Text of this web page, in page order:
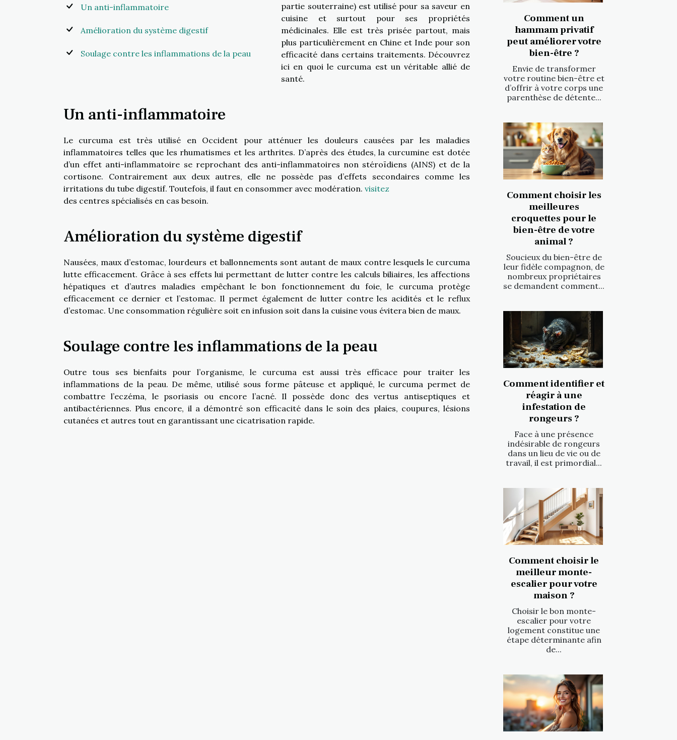
Un anti-inflammatoire
Amélioration du système digestif
Soulage contre les inflammations de la peau
partie souterraine) est utilisé pour sa saveur en
cuisine et surtout pour ses propriétés
médicinales. Elle est très prisée partout, mais
plus particulièrement en Chine et Inde pour son
efficacité dans certains traitements. Découvrez
ici en quoi le curcuma est un véritable allié de
santé.
Un anti-inflammatoire
Le curcuma est très utilisé en Occident pour atténuer les douleurs causées par les maladies
inflammatoires telles que les rhumatismes et les arthrites. D’après des études, la curcumine est dotée
d’un effet anti-inflammatoire se reprochant des anti-inflammatoires non stéroïdiens (AINS) et de la
cortisone. Contrairement aux deux autres, elle ne possède pas d’effets secondaires comme les
irritations du tube digestif. Toutefois, il faut en consommer avec modération. visitez
des centres spécialisés en cas besoin.
Amélioration du système digestif
Nausées, maux d’estomac, lourdeurs et ballonnements sont autant de maux contre lesquels le curcuma
lutte efficacement. Grâce à ses effets lui permettant de lutter contre les calculs biliaires, les affections
hépatiques et d’autres maladies empêchant le bon fonctionnement du foie, le curcuma protège
efficacement ce dernier et l’estomac. Il permet également de lutter contre les acidités et le reflux
d’estomac. Une consommation régulière soit en infusion soit dans la cuisine vous évitera bien de maux.
Soulage contre les inflammations de la peau
Outre tous ses bienfaits pour l’organisme, le curcuma est aussi très efficace pour traiter les
inflammations de la peau. De même, utilisé sous forme pâteuse et appliqué, le curcuma permet de
combattre l’eczéma, le psoriasis ou encore l’acné. Il possède donc des vertus antiseptiques et
antibactériennes. Plus encore, il a démontré son efficacité dans le soin des plaies, coupures, lésions
cutanées et autres tout en garantissant une cicatrisation rapide.
Comment un
hammam privatif
peut améliorer votre
bien-être ?
Envie de transformer
votre routine bien-être et
d’offrir à votre corps une
parenthèse de détente...
Comment choisir les
meilleures
croquettes pour le
bien-être de votre
animal ?
Soucieux du bien-être de
leur fidèle compagnon, de
nombreux propriétaires
se demandent comment...
Comment identifier et
réagir à une
infestation de
rongeurs ?
Face à une présence
indésirable de rongeurs
dans un lieu de vie ou de
travail, il est primordial...
Comment choisir le
meilleur monte-
escalier pour votre
maison ?
Choisir le bon monte-
escalier pour votre
logement constitue une
étape déterminante afin
de...